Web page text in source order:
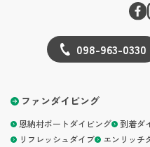
098-963-0330
ファンダイビング
恩納村ボートダイビング 到着ダ
リフレッシュダイブ
エンリッチ